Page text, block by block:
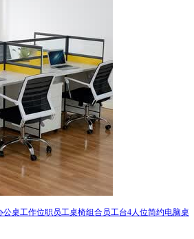
公桌工作位职员工桌椅组合员工台4人位简约电脑桌